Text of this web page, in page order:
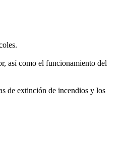
así como el funcionamiento del
de extinción de incendios y los